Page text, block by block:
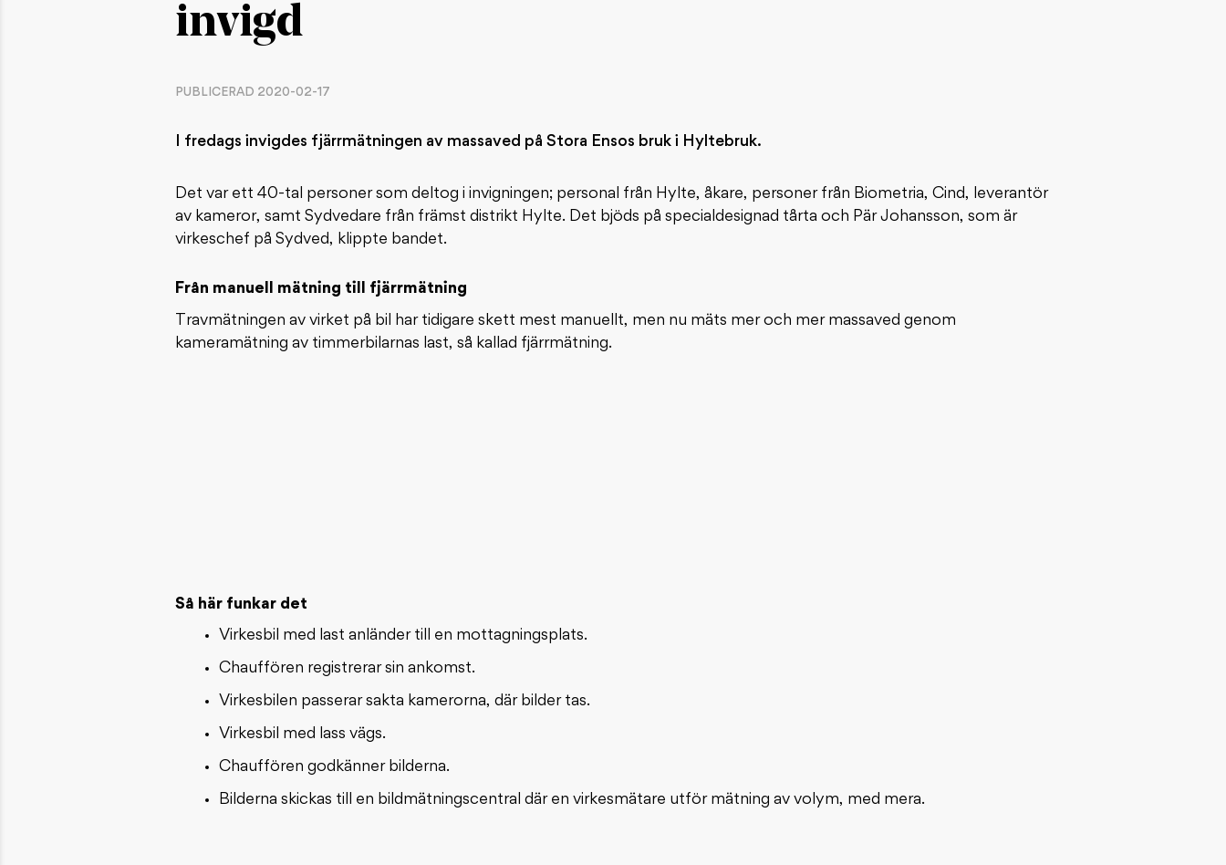
invigd
PUBLICERAD 2020-02-17
I fredags invigdes fjärrmätningen av massaved på Stora Ensos bruk i Hyltebruk.
Det var ett 40-tal personer som deltog i invigningen; personal från Hylte, åkare, personer från Biometria, Cind, leverantör
av kameror, samt Sydvedare från främst distrikt Hylte. Det bjöds på specialdesignad tårta och Pär Johansson, som är
virkeschef på Sydved, klippte bandet.
Från manuell mätning till fjärrmätning
Travmätningen av virket på bil har tidigare skett mest manuellt, men nu mäts mer och mer massaved genom
kameramätning av timmerbilarnas last, så kallad fjärrmätning.
Så här funkar det
Virkesbil med last anländer till en mottagningsplats.
Chauffören registrerar sin ankomst.
Virkesbilen passerar sakta kamerorna, där bilder tas.
Virkesbil med lass vägs.
Chauffören godkänner bilderna.
Bilderna skickas till en bildmätningscentral där en virkesmätare utför mätning av volym, med mera.